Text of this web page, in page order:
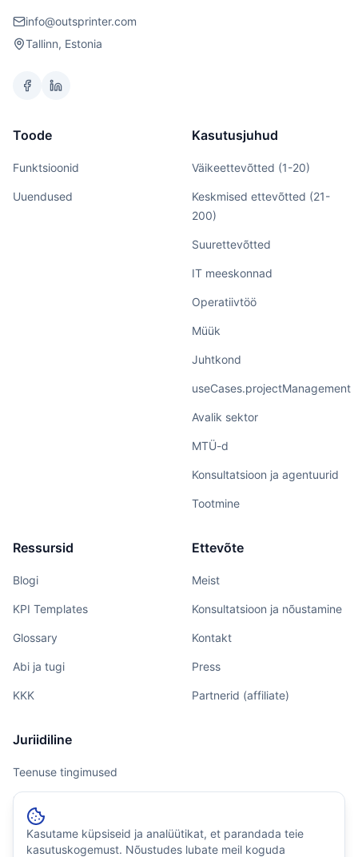
Kasutame küpsiseid ja analüütikat, et parandada teie
kasutuskogemust. Nõustudes lubate meil koguda
info@outsprinter.com
Tallinn, Estonia
Toode
Funktsioonid
Uuendused
Kasutusjuhud
Väikeettevõtted (1-20)
Keskmised ettevõtted (21-
200)
Suurettevõtted
IT meeskonnad
Operatiivtöö
Müük
Juhtkond
useCases.projectManagement
Avalik sektor
MTÜ-d
Konsultatsioon ja agentuurid
Tootmine
Ressursid
Blogi
KPI Templates
Glossary
Abi ja tugi
KKK
Ettevõte
Meist
Konsultatsioon ja nõustamine
Kontakt
Press
Partnerid (affiliate)
Juriidiline
Teenuse tingimused
Privaatsus
Küpsiste poliitika